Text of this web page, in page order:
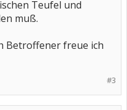
Teufel und
muß.
Betroffener freue ich
#3